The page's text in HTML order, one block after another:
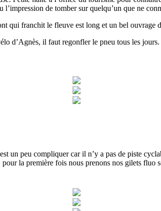
de tomber sur quelqu’un que ne
qui franchit le fleuve est long et un bel ouvrage
d’Agnès, il faut regonfler le pneu tous les
un peu compliquer car il n’y a pas de piste
la première fois nous prenons nos gilets fluo